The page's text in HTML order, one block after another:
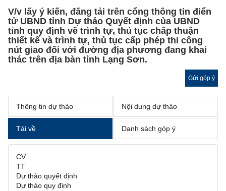
V/v lấy ý kiến, đăng tải trên cổng thông tin điển
tử UBND tỉnh Dự thảo Quyết định của UBND
tỉnh quy định về trình tự, thủ tục chấp thuận
thiết kế và trình tự, thủ tục cấp phép thi công
nút giao đối với đường địa phương đang khai
thác trên địa bàn tỉnh Lạng Sơn.
Thông tin dự thảo Nội dung dự thảo
Tải về Danh sách góp ý
CV
TT
Dự thảo quyết định
Dự thảo quy đinh
Gửi góp ý